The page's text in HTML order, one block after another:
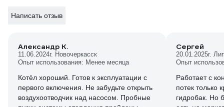
Написать отзыв
Александр К.
11.06.2024г. Новочеркасск
Опыт использования: Менее месяца
Котёл хороший. Готов к эксплуатации с
первого включения. Не забудьте открыть
воздухоотводчик над насосом. Пробные
Сергей
20.01.2025г.
Опыт
Работает с
потек только
гидробак. Но